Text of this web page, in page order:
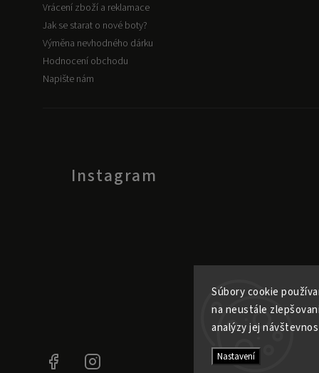
Súbory cookie
na neustále
analýzy jej
Nastavení
Instagram
Vrácení zboží a reklamace
Jak se starat o nové boty?
Výměna nevhodného dárku
Hodnocení obchodu
Napište nám
Facebook